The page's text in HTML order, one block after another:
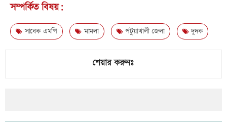
সম্পর্কিত বিষয়:
সাবেক এমপি মামলা পটুয়াখালী জেলা দুদক
শেয়ার করুনঃ